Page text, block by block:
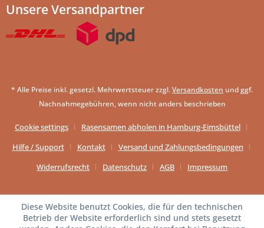
Unsere Versandpartner
* Alle Preise inkl. gesetzl. Mehrwertsteuer zzgl.Versandkosten und ggf.
Nachnahmegebühren, wenn nicht anders beschrieben
Cookie settings
Rasensamen abholen in Hamburg-Eimsbüttel
Hilfe / Support
Kontakt
Versand und Zahlungsbedingungen
Widerrufsrecht
Datenschutz AGB Impressum
Diese Website benutzt Cookies, die für den technischen
Betrieb der Website erforderlich sind und stets gesetzt